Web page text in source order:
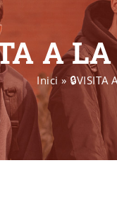
A
Inici »🔒VISITA